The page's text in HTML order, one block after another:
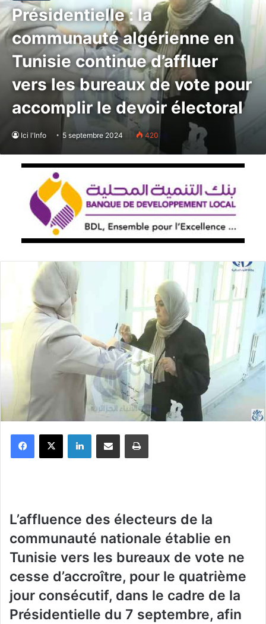
Présidentielle : la
communauté algérienne en
Tunisie continue d’affluer
vers les bureaux de vote pour
accomplir le devoir électoral
Ici l'Info 5 septembre 2024 420
L’affluence des électeurs de la
communauté nationale établie en
Tunisie vers les bureaux de vote ne
cesse d’accroître, pour le quatrième
jour consécutif, dans le cadre de la
Présidentielle du 7 septembre, afin